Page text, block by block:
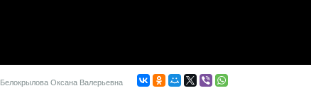
Белокрылова Оксана Валерьевна